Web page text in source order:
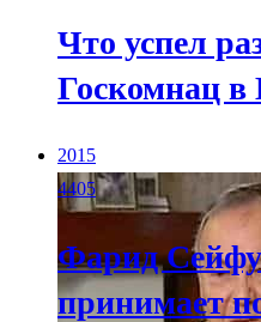
Что успел
Госкомнац
2015
4405
Фарид
принимает